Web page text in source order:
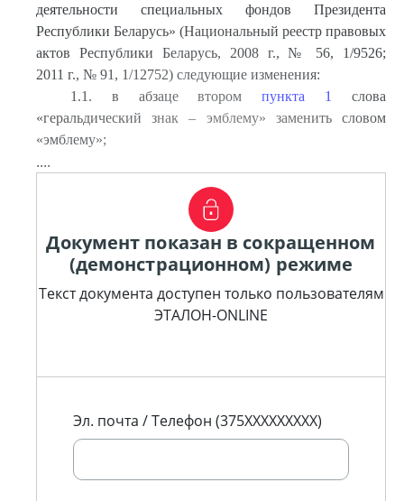
деятельности специальных фондов Президента
Республики Беларусь» (Национальный реестр правовых
актов Республики Беларусь, 2008 г., № 56, 1/9526;
2011 г., № 91, 1/12752) следующие изменения:
1.1. в абзаце второмпункта 1
слова
«геральдический знак – эмблему» заменить словом
«эмблему»;
....
Документ показан в сокращенном
(демонстрационном) режиме
Текст документа доступен только пользователям
ЭТАЛОН-ONLINE
Эл. почта / Телефон (375XXXXXXXXX)